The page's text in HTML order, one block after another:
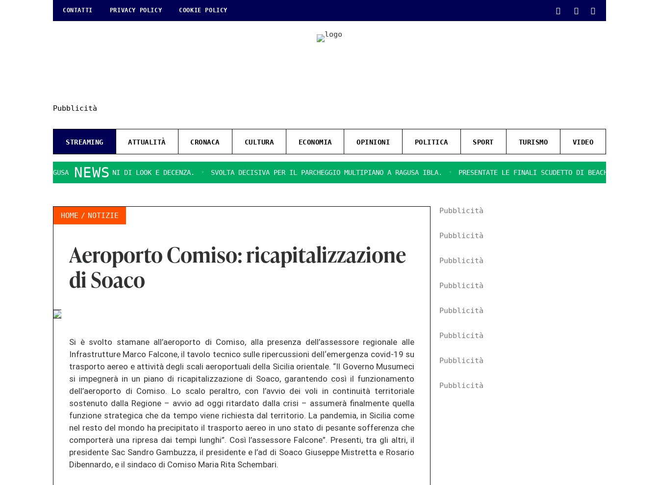
CONTATTI PRIVACY POLICY COOKIE POLICY
Pubblicità
STREAMING ATTUALITÀ CRONACA CULTURA ECONOMIA OPINIONI POLITICA SPORT TURISMO VIDEO
NEWS
QUESTIONI DI LOOK E DECENZA. SVOLTA DECISIVA PER IL PARCHEGGIO MULTIPIANO A RAGUSA IBLA. PRESENTATE LE FINALI SCUDETTO DI BEACH SOCCER
HOME NOTIZIE
Aeroporto Comiso: ricapitalizzazione
di Soaco
Si è svolto stamane all’aeroporto di Comiso, alla presenza dell’assessore regionale alle
Infrastrutture Marco Falcone, il tavolo tecnico sulle ripercussioni dell‘emergenza covid-19 su
trasporto aereo e attività degli scali aeroportuali della Sicilia orientale. “Il Governo Musumeci
si impegnerà in un piano di ricapitalizzazione di Soaco, garantendo così il funzionamento
dell’aeroporto di Comiso. Lo scalo peraltro, con l’avvio dei voli in continuità territoriale
sostenuto dalla Regione – avvio ad oggi ritardato dalla crisi – assumerà finalmente quella
funzione strategica che da tempo viene richiesta dal territorio. La pandemia, in Sicilia come
nel resto del mondo ha precipitato il trasporto aereo in uno stato di pesante sofferenza che
comporterà una ripresa dai tempi lunghi”. Così l’assessore Falcone”. Presenti, tra gli altri, il
presidente Sac Sandro Gambuzza, il presidente e l’ad di Soaco Giuseppe Mistretta e Rosario
Dibennardo, e il sindaco di Comiso Maria Rita Schembari.
Pubblicità
Pubblicità
Pubblicità
Pubblicità
Pubblicità
Pubblicità
Pubblicità
Pubblicità